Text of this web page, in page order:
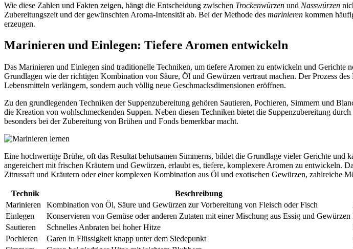
Wie diese Zahlen und Fakten zeigen, hängt die Entscheidung zwischen Trockenwürzen und Nasswürzen
Zubereitungszeit und der gewünschten Aroma-Intensität ab. Bei der Methode des marinieren kommen
erzeugen.
Marinieren und Einlegen: Tiefere Aromen entwickeln
Das Marinieren und Einlegen sind traditionelle Techniken, um tiefere Aromen zu entwickeln und Gerichte
Grundlagen wie der richtigen Kombination von Säure, Öl und Gewürzen vertraut machen. Der Prozess
Lebensmitteln verlängern, sondern auch völlig neue Geschmacksdimensionen eröffnen.
Zu den grundlegenden Techniken der Suppenzubereitung gehören Sautieren, Pochieren, Simmern und
die Kreation von wohlschmeckenden Suppen. Neben diesen Techniken bietet die Suppenzubereitung
besonders bei der Zubereitung von Brühen und Fonds bemerkbar macht.
Eine hochwertige Brühe, oft das Resultat behutsamen Simmerns, bildet die Grundlage vieler Gerichte
angereichert mit frischen Kräutern und Gewürzen, erlaubt es, tiefere, komplexere Aromen zu entwickeln.
Zitrussaft und Kräutern oder einer komplexen Kombination aus Öl und exotischen Gewürzen, zahlreiche
Technik Beschreibung
Marinieren
Kombination von Öl, Säure und Gewürzen zur Vorbereitung von Fleisch oder Fisch
Einlegen
Konservieren von Gemüse oder anderen Zutaten mit einer Mischung aus Essig und Gewürzen
Sautieren
Schnelles Anbraten bei hoher Hitze
Pochieren
Garen in Flüssigkeit knapp unter dem Siedepunkt